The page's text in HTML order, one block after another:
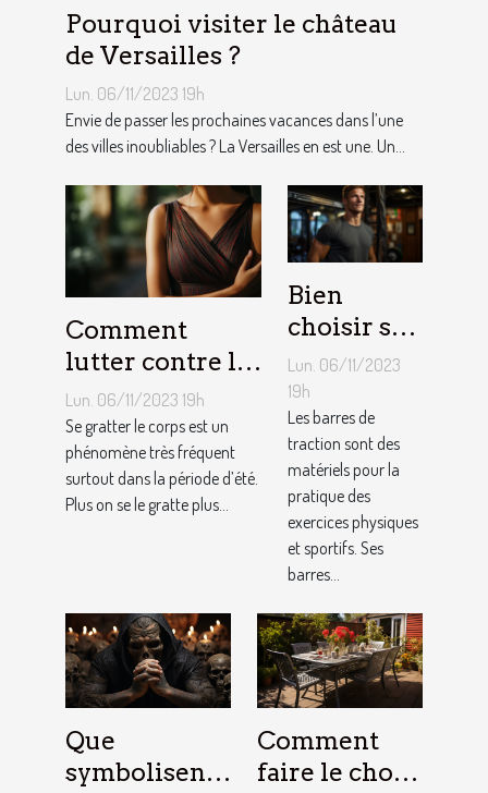
Pourquoi visiter le château
de Versailles ?
Lun. 06/11/2023 19h
Envie de passer les prochaines vacances dans l’une
des villes inoubliables ? La Versailles en est une. Un...
Comment
lutter contre la
démangeaison ?
Lun. 06/11/2023 19h
Se gratter le corps est un
phénomène très fréquent
surtout dans la période d’été.
Plus on se le gratte plus...
Bien
choisir sa
barre de
traction :
nos
conseils !
Lun. 06/11/2023
19h
Les barres de
traction sont des
matériels pour la
pratique des
exercices physiques
et sportifs. Ses
barres...
Que
symbolisent
Comment
faire le choix